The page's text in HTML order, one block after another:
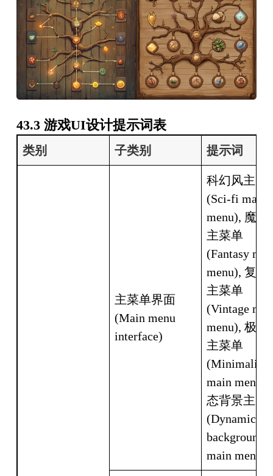
43.3 游戏UI设计提示词表
类别 子类别 提示词
主菜单界面
(Main menu
interface)
科幻风主菜
(Sci-fi main
menu), 魔幻
主菜单
(Fantasy
menu), 复古
主菜单
(Vintage
menu), 极简
主菜单
(Minimalist
main menu),
态背景主菜
(Dynamic
background
main menu)